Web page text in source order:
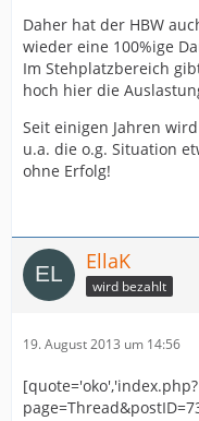
Daher hat der HBW
wieder eine 100%ige
Im Stehplatzbereich
hoch hier die
Seit einigen Jahren
u.a. die o.g. Situation
ohne Erfolg!
EllaK
wird bezahlt
19. August 2013 um 14:56
[quote='oko','index.php?